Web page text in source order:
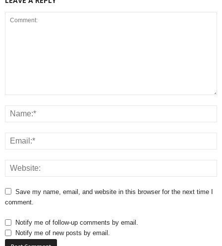
Save my name, email, and website in this browser for the next time I
comment.
Notify me of follow-up comments by email.
Notify me of new posts by email.